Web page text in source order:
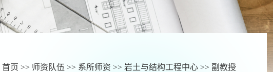
首页 >> 师资队伍 >> 系所师资 >> 岩土与结构工程中心 >> 副教授